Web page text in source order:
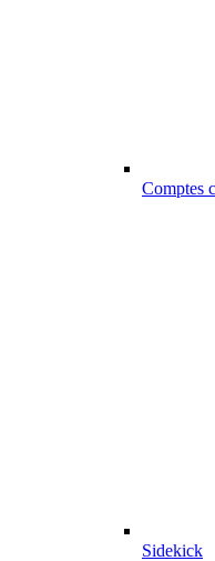
Comptes
Sidekick